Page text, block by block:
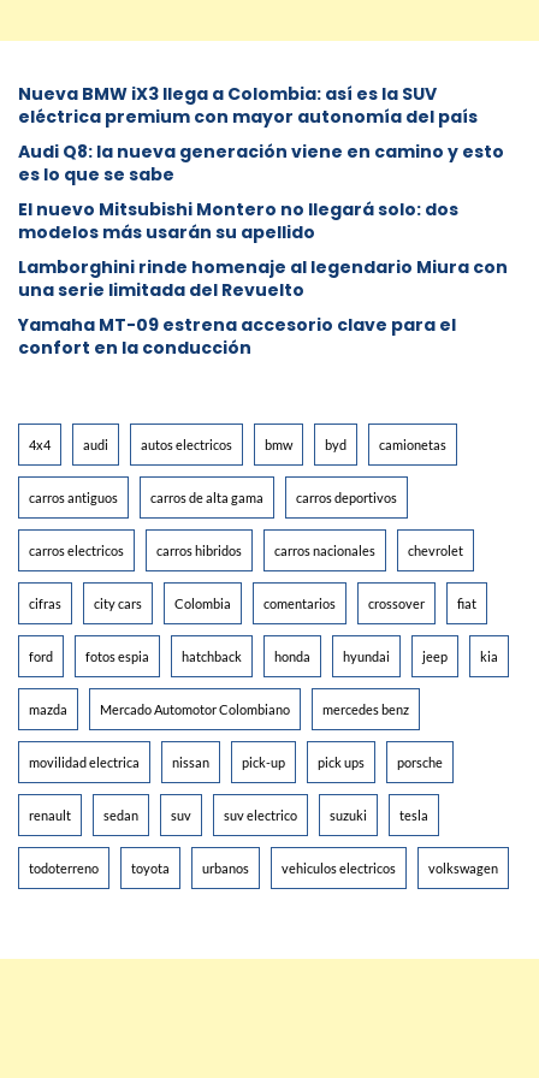
Nueva BMW iX3 llega a Colombia: así es la SUV
eléctrica premium con mayor autonomía del país
Audi Q8: la nueva generación viene en camino y esto
es lo que se sabe
⁠El nuevo Mitsubishi Montero no llegará solo: dos
modelos más usarán su apellido
Lamborghini rinde homenaje al legendario Miura con
una serie limitada del Revuelto
Yamaha MT-09 estrena accesorio clave para el
confort en la conducción
4x4 audi autos electricos bmw byd camionetas
carros antiguos carros de alta gama carros deportivos
carros electricos carros hibridos carros nacionales chevrolet
cifras city cars Colombia comentarios crossover fiat
ford fotos espia hatchback honda hyundai jeep kia
mazda Mercado Automotor Colombiano mercedes benz
movilidad electrica nissan pick-up pick ups porsche
renault sedan suv suv electrico suzuki tesla
todoterreno toyota urbanos vehiculos electricos volkswagen